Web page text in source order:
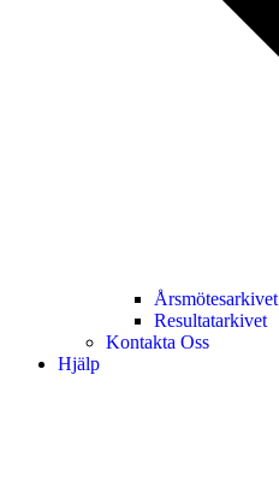
Årsmötesarkivet
Resultatarkivet
Kontakta Oss
Hjälp